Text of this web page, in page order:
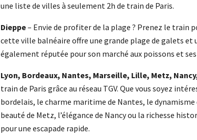
une liste de villes à seulement 2h de train de Paris.
Dieppe– Envie de profiter de la plage ? Prenez le train
cette ville balnéaire offre une grande plage de galets
également réputée pour son marché aux poissons et
Lyon, Bordeaux, Nantes, Marseille, Lille, Metz,
train de Paris grâce au réseau TGV. Que vous soyez
bordelais, le charme maritime de Nantes, le
beauté de Metz, l’élégance de Nancy ou la richesse
pour une escapade rapide.